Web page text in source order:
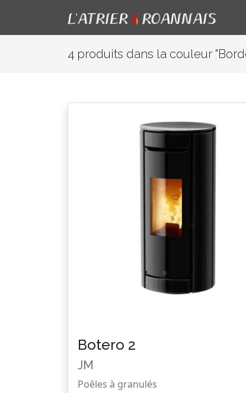
4 produits dans la couleur
Botero 2
JM
Poêles à granulés